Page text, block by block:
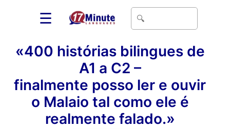
☰
«400 histórias bilingues de
A1 a C2 –
finalmente posso ler e ouvir
o Malaio tal como ele é
realmente falado.»